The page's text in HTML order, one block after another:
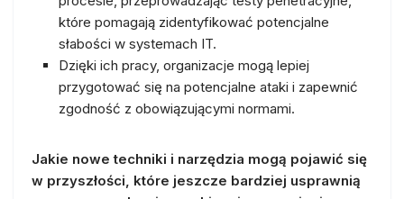
które pomagają zidentyfikować potencjalne
słabości w systemach IT.
Dzięki ich pracy, organizacje mogą lepiej
przygotować się na potencjalne ataki i zapewnić
zgodność z obowiązującymi normami.
Jakie nowe techniki i narzędzia mogą pojawić się
w przyszłości, które jeszcze bardziej usprawnią